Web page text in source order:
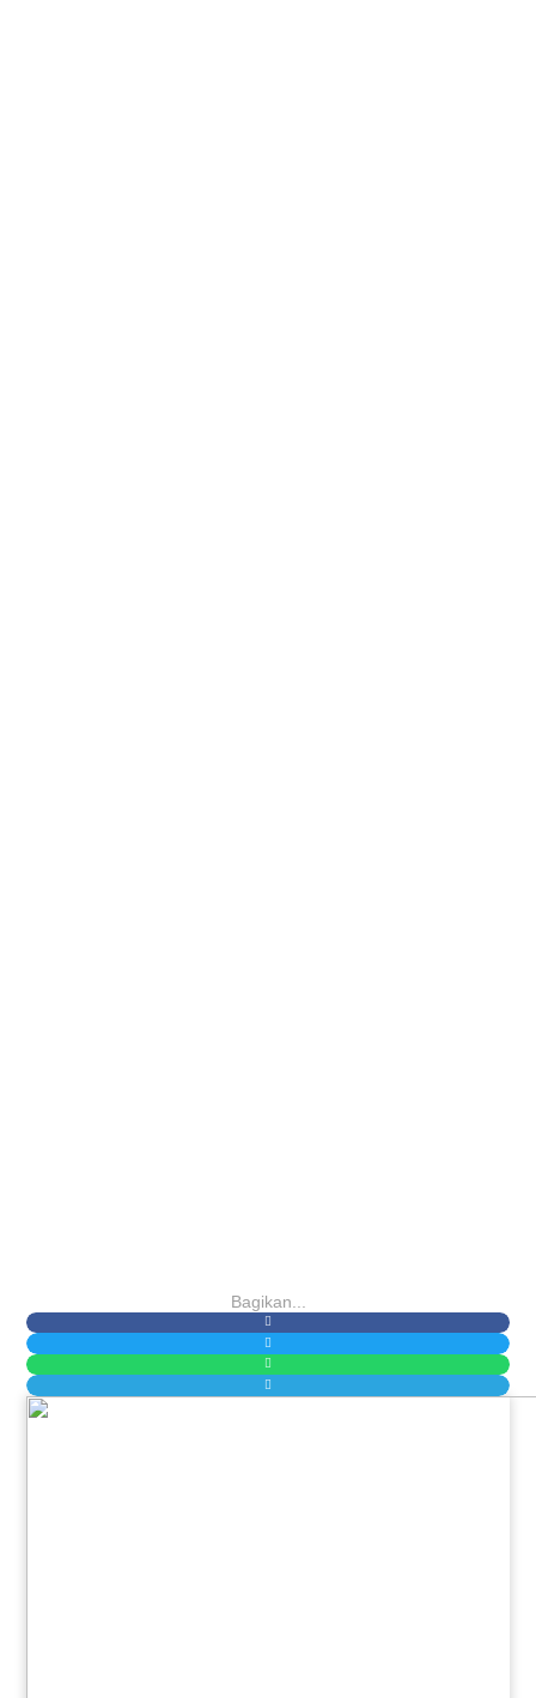
Bagikan...